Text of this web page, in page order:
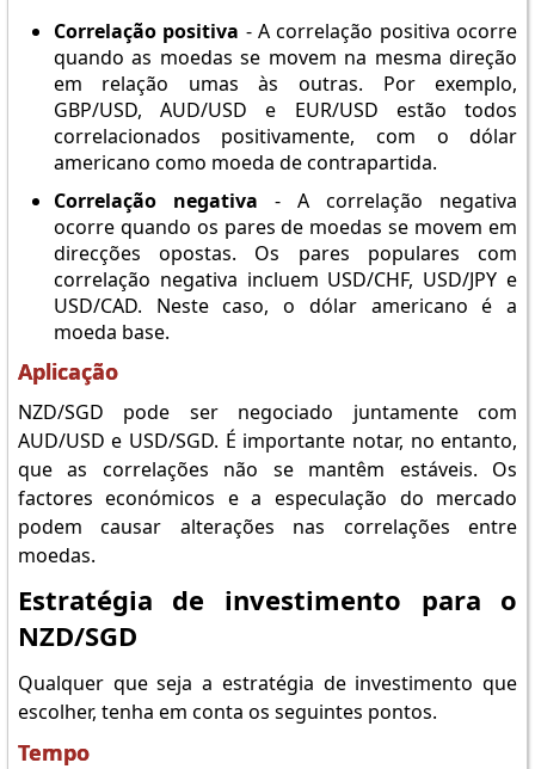
Correlação positiva - A correlação positiva ocorre
quando as moedas se movem na mesma direção
em relação umas às outras. Por exemplo,
GBP/USD, AUD/USD e EUR/USD estão todos
correlacionados positivamente, com o dólar
americano como moeda de contrapartida.
Correlação negativa - A correlação negativa
ocorre quando os pares de moedas se movem em
direcções opostas. Os pares populares com
correlação negativa incluem USD/CHF, USD/JPY e
USD/CAD. Neste caso, o dólar americano é a
moeda base.
Aplicação
NZD/SGD pode ser negociado juntamente com
AUD/USD e USD/SGD. É importante notar, no entanto,
que as correlações não se mantêm estáveis. Os
factores económicos e a especulação do mercado
podem causar alterações nas correlações entre
moedas.
Estratégia de investimento para o
NZD/SGD
Qualquer que seja a estratégia de investimento que
escolher, tenha em conta os seguintes pontos.
Tempo